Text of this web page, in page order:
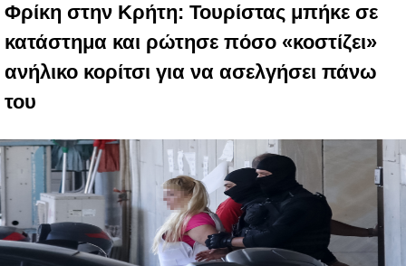
Φρίκη στην Κρήτη: Τουρίστας μπήκε σε
κατάστημα και ρώτησε πόσο «κοστίζει»
ανήλικο κορίτσι για να ασελγήσει πάνω
του